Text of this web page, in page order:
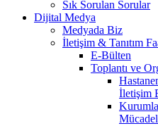
Sık Sorulan Sorular
Dijital Medya
Medyada Biz
İletişim & Tanıtım
E-Bülten
Toplantı ve
İletişim